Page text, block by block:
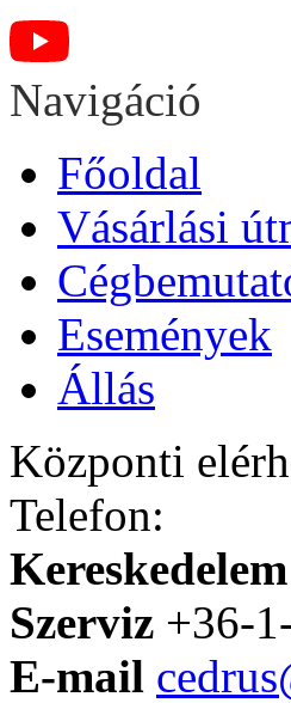
Navigáció
Főoldal
Vásárlási
Események
Állás
Központi
Telefon:
Kereskedelem
Szerviz +36-
E-mail